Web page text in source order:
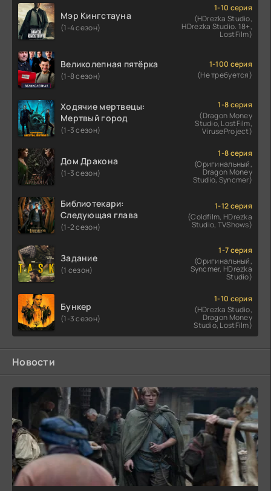
Мэр Кингстауна
(1-4 сезон)
1-10 серия
(HDrezka Studio,
HDrezka Studio. 18+,
LostFilm)
Великолепная пятёрка
(1-8 сезон)
1-100 серия
(Не требуется)
Ходячие мертвецы:
Мертвый город
(1-3 сезон)
1-8 серия
(Dragon Money
Studio, LostFilm,
ViruseProject)
Дом Дракона
(1-3 сезон)
1-8 серия
(Оригинальный,
Dragon Money
Studio, Syncmer)
Библиотекари:
Следующая глава
(1-2 сезон)
1-12 серия
(Coldfilm, HDrezka
Studio, TVShows)
Задание
(1 сезон)
1-7 серия
(Оригинальный,
Syncmer, HDrezka
Studio)
Бункер
(1-3 сезон)
1-10 серия
(HDrezka Studio,
Dragon Money
Studio, LostFilm)
Новости